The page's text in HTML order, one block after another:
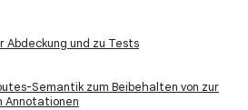
und zu Tests
Semantik zum Beibehalten von zur